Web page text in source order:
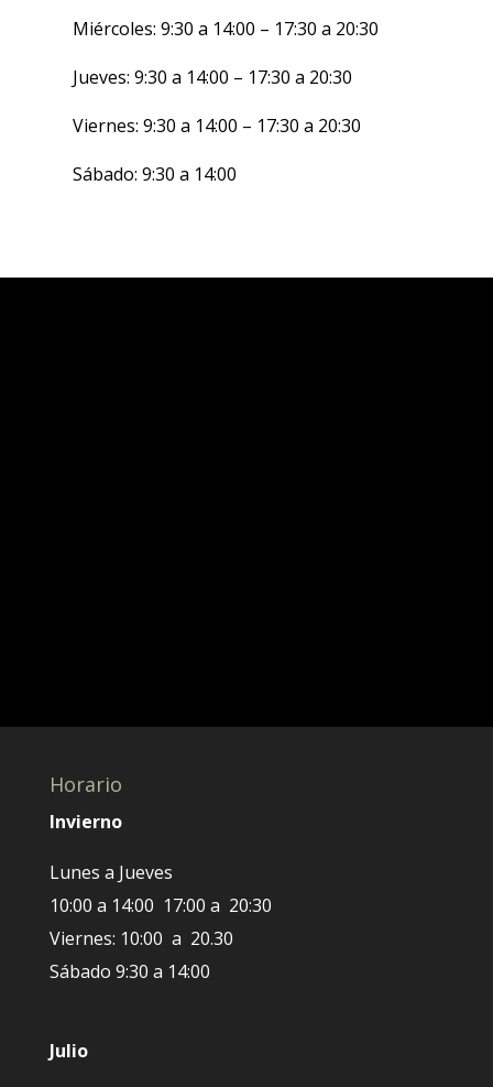
Miércoles:9:30 a 14:00 – 17:30 a 20:30
Jueves:9:30 a 14:00 – 17:30 a 20:30
Viernes:9:30 a 14:00 – 17:30 a 20:30
Sábado: 9:30 a 14:00
Horario
Invierno
Lunes a Jueves
10:00 a 14:00 17:00 a 20:30
Viernes: 10:00 a 20.30
Sábado 9:30 a 14:00
Julio